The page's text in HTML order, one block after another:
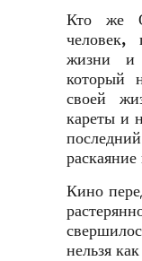
Кто же
человек,
жизни и
который
своей
кареты и
Кино
нельзя